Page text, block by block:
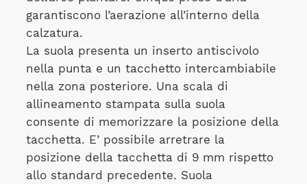
garantiscono l’aerazione all’interno della
calzatura.
La suola presenta un inserto antiscivolo
nella punta e un tacchetto intercambiabile
nella zona posteriore. Una scala di
allineamento stampata sulla suola
consente di memorizzare la posizione della
tacchetta. E’ possibile arretrare la
posizione della tacchetta di 9 mm rispetto
allo standard precedente. Suola